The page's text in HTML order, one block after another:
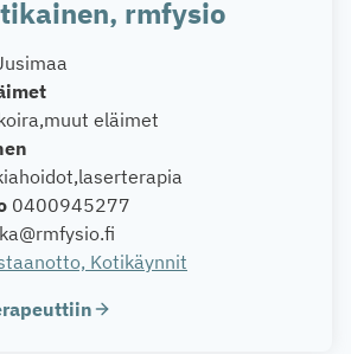
rmfysio
muut eläimet
laserterapia
0400945277
Kotikäynnit